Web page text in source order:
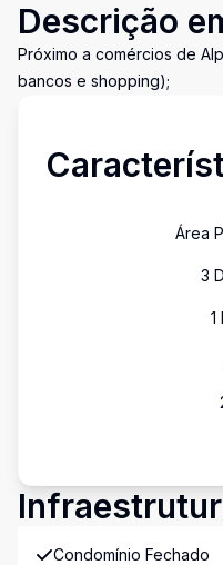
Descrição
Próximo a comércios de
bancos e shopping);
Área
3
1
Condomínio Fechado